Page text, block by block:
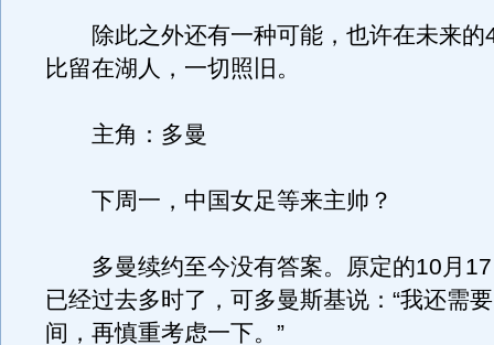
除此之外还有一种可能，也许在未来的
比留在湖人，一切照旧。
主角：多曼
下周一，中国女足等来主帅？
多曼续约至今没有答案。原定的10月17
已经过去多时了，可多曼斯基说：“我还需
间，再慎重考虑一下。”